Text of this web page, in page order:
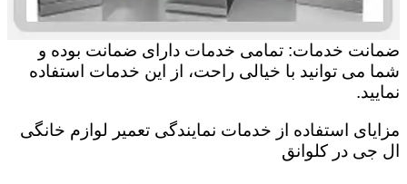
ضمانت خدمات: تمامی خدمات دارای ضمانت بوده و
شما می توانید با خیالی راحت، از این خدمات استفاده
نمایید.
مزایای استفاده از خدمات نمایندگی تعمیر لوازم خانگی
ال جی در کلوانق